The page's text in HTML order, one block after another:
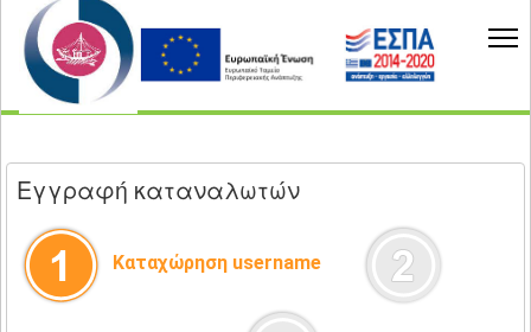
Εγγραφή καταναλωτών
Καταχώρηση username